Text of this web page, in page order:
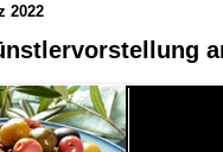
2022